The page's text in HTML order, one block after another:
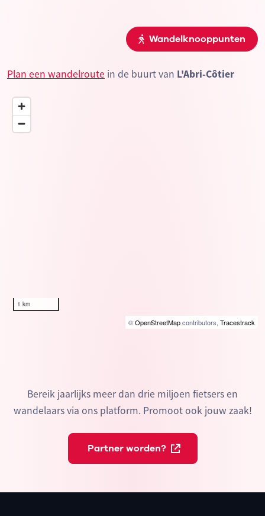
Wandelknooppunten
Plan een wandelroute in de buurt van L'Abri-Côtier
1 km
©OpenStreetMapcontributors, Tracestrack
Bereik jaarlijks meer dan drie miljoen fietsers en
wandelaars via ons platform. Promoot ook jouw zaak!
Partner worden?